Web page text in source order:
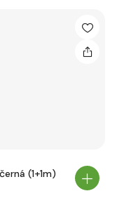
(1+1m)